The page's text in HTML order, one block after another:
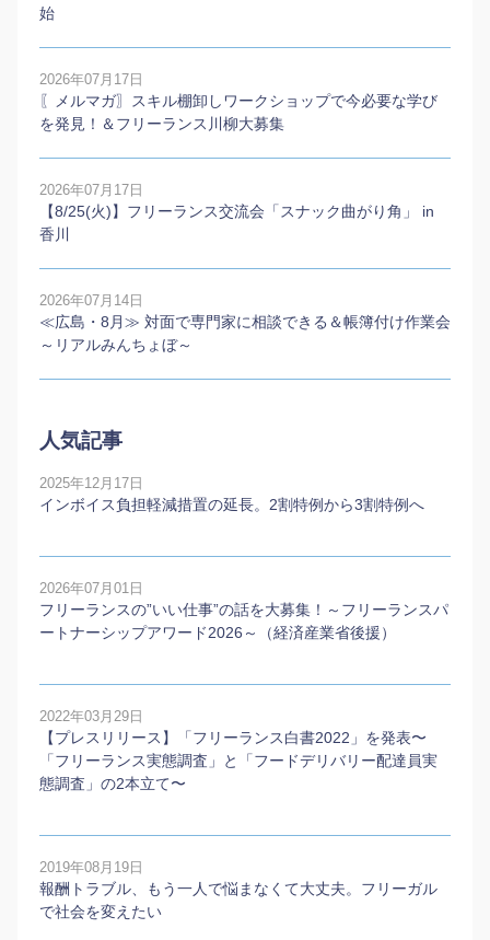
始
2026年07月17日
〖メルマガ〗スキル棚卸しワークショップで今必要な学び
を発見！＆フリーランス川柳大募集
2026年07月17日
【8/25(火)】フリーランス交流会「スナック曲がり角」 in
香川
2026年07月14日
≪広島・8月≫ 対面で専門家に相談できる＆帳簿付け作業会
～リアルみんちょぼ～
人気記事
2025年12月17日
インボイス負担軽減措置の延長。2割特例から3割特例へ
2026年07月01日
フリーランスの”いい仕事”の話を大募集！～フリーランスパ
ートナーシップアワード2026～（経済産業省後援）
2022年03月29日
【プレスリリース】「フリーランス白書2022」を発表〜
「フリーランス実態調査」と「フードデリバリー配達員実
態調査」の2本⽴て〜
2019年08月19日
報酬トラブル、もう一人で悩まなくて大丈夫。フリーガル
で社会を変えたい